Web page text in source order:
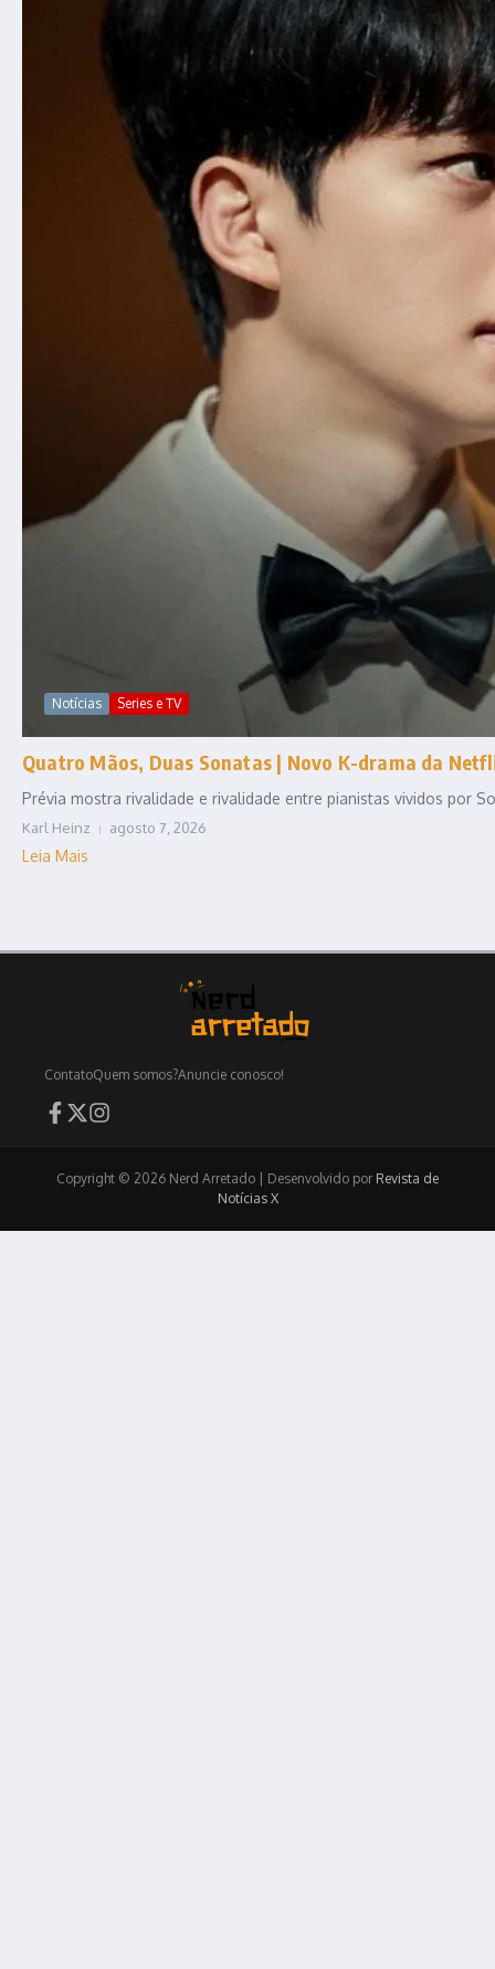
Notícias Series e TV
Quatro Mãos, Duas Sonatas | Novo K-drama da
Prévia mostra rivalidade e rivalidade entre pianistas vividos por
Karl Heinz agosto 7, 2026
Leia Mais
ContatoQuem somos?Anuncie conosco!
Copyright © 2026 Nerd Arretado | Desenvolvido por Revista de
Notícias X